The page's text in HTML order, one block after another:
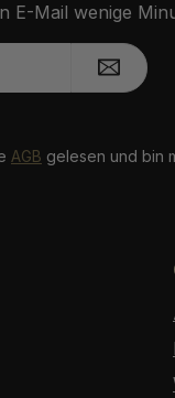
E-Mail wenige
AGB gelesen und bin